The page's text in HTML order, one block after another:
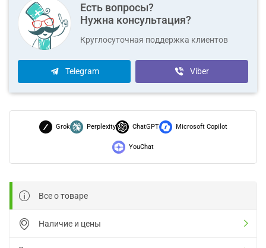
Есть вопросы?
Нужна консультация?
Круглосуточная поддержка клиентов
Telegram Viber
Grok Perplexity ChatGPT Microsoft Copilot
YouChat
Все о товаре
Наличие и цены